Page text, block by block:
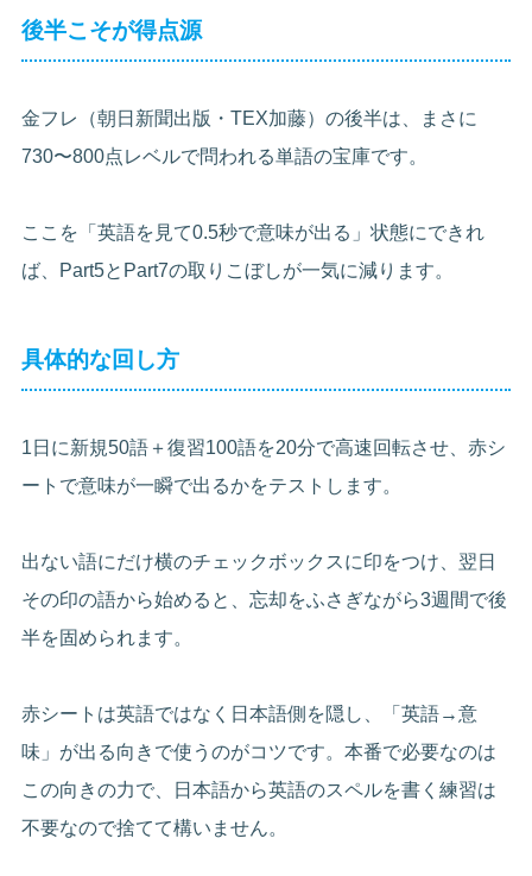
後半こそが得点源
金フレ（朝日新聞出版・TEX加藤）の後半は、まさに
730〜800点レベルで問われる単語の宝庫です。
ここを「英語を見て0.5秒で意味が出る」状態にできれ
ば、Part5とPart7の取りこぼしが一気に減ります。
具体的な回し方
1日に新規50語＋復習100語を20分で高速回転させ、赤シ
ートで意味が一瞬で出るかをテストします。
出ない語にだけ横のチェックボックスに印をつけ、翌日
その印の語から始めると、忘却をふさぎながら3週間で後
半を固められます。
赤シートは英語ではなく日本語側を隠し、「英語→意
味」が出る向きで使うのがコツです。本番で必要なのは
この向きの力で、日本語から英語のスペルを書く練習は
不要なので捨てて構いません。